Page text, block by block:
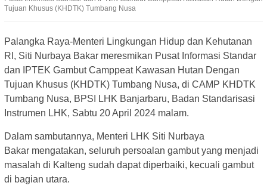
Tujuan Khusus (KHDTK) Tumbang Nusa
Palangka Raya-Menteri Lingkungan Hidup dan Kehutanan
RI, Siti Nurbaya Bakar meresmikan Pusat Informasi Standar
dan IPTEK Gambut Camppeat Kawasan Hutan Dengan
Tujuan Khusus (KHDTK) Tumbang Nusa, di CAMP KHDTK
Tumbang Nusa, BPSI LHK Banjarbaru, Badan Standarisasi
Instrumen LHK, Sabtu 20 April 2024 malam.
Dalam sambutannya, Menteri LHK Siti Nurbaya
Bakar mengatakan, seluruh persoalan gambut yang menjadi
masalah di Kalteng sudah dapat diperbaiki, kecuali gambut
di bagian utara.